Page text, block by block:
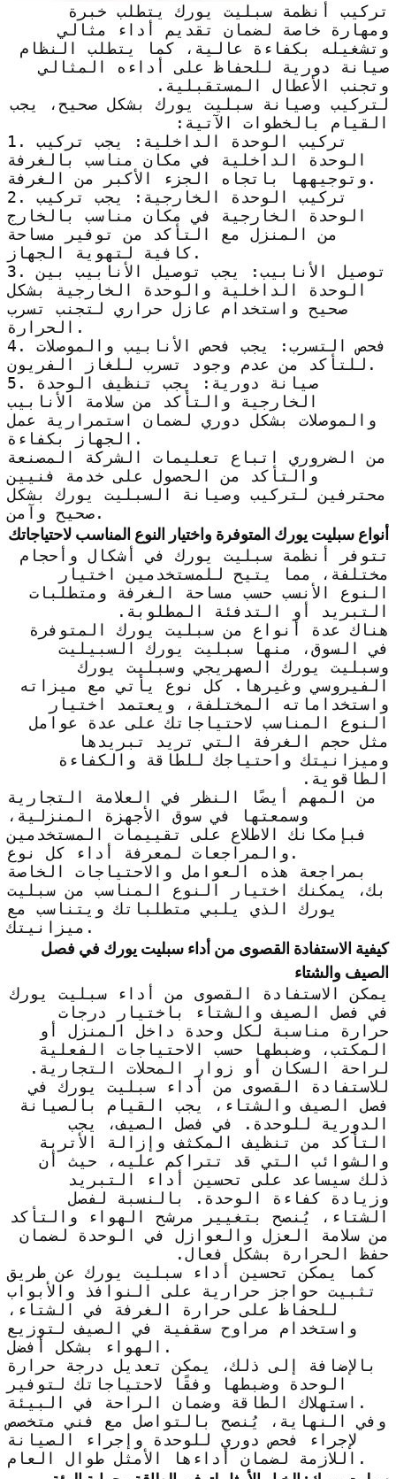
تركيب أنظمة سبليت يورك يتطلب خبرة
ومهارة خاصة لضمان تقديم أداء مثالي
وتشغيله بكفاءة عالية، كما يتطلب النظام
صيانة دورية للحفاظ على أداءه المثالي
وتجنب الأعطال المستقبلية.
لتركيب وصيانة سبليت يورك بشكل صحيح، يجب
القيام بالخطوات الآتية:
1. تركيب الوحدة الداخلية: يجب تركيب
الوحدة الداخلية في مكان مناسب بالغرفة
وتوجيهها باتجاه الجزء الأكبر من الغرفة.
2. تركيب الوحدة الخارجية: يجب تركيب
الوحدة الخارجية في مكان مناسب بالخارج
من المنزل مع التأكد من توفير مساحة
كافية لتهوية الجهاز.
3. توصيل الأنابيب: يجب توصيل الأنابيب بين
الوحدة الداخلية والوحدة الخارجية بشكل
صحيح واستخدام عازل حراري لتجنب تسرب
الحرارة.
4. فحص التسرب: يجب فحص الأنابيب والموصلات
للتأكد من عدم وجود تسرب للغاز الفريون.
5. صيانة دورية: يجب تنظيف الوحدة
الخارجية والتأكد من سلامة الأنابيب
والموصلات بشكل دوري لضمان استمرارية عمل
الجهاز بكفاءة.
من الضروري اتباع تعليمات الشركة المصنعة
والتأكد من الحصول على خدمة فنيين
محترفين لتركيب وصيانة السبليت يورك بشكل
صحيح وآمن.
أنواع سبليت يورك المتوفرة واختيار النوع المناسب لاحتياجاتك
تتوفر أنظمة سبليت يورك في أشكال وأحجام
مختلفة، مما يتيح للمستخدمين اختيار
النوع الأنسب حسب مساحة الغرفة ومتطلبات
التبريد أو التدفئة المطلوبة.
هناك عدة أنواع من سبليت يورك المتوفرة
في السوق، منها سبليت يورك السبيليت
وسبليت يورك الصهريجي وسبليت يورك
الفيروسي وغيرها. كل نوع يأتي مع ميزاته
واستخداماته المختلفة، ويعتمد اختيار
النوع المناسب لاحتياجاتك على عدة عوامل
مثل حجم الغرفة التي تريد تبريدها
وميزانيتك واحتياجك للطاقة والكفاءة
الطاقوية.
من المهم أيضًا النظر في العلامة التجارية
وسمعتها في سوق الأجهزة المنزلية،
فبإمكانك الاطلاع على تقييمات المستخدمين
والمراجعات لمعرفة أداء كل نوع.
بمراجعة هذه العوامل والاحتياجات الخاصة
بك، يمكنك اختيار النوع المناسب من سبليت
يورك الذي يلبي متطلباتك ويتناسب مع
ميزانيتك.
كيفية الاستفادة القصوى من أداء سبليت يورك في فصل
الصيف والشتاء
يمكن الاستفادة القصوى من أداء سبليت يورك
في فصل الصيف والشتاء باختيار درجات
حرارة مناسبة لكل وحدة داخل المنزل أو
المكتب، وضبطها حسب الاحتياجات الفعلية
لراحة السكان أو زوار المحلات التجارية.
للاستفادة القصوى من أداء سبليت يورك في
فصل الصيف والشتاء، يجب القيام بالصيانة
الدورية للوحدة. في فصل الصيف، يجب
التأكد من تنظيف المكثف وإزالة الأتربة
والشوائب التي قد تتراكم عليه، حيث أن
ذلك سيساعد على تحسين أداء التبريد
وزيادة كفاءة الوحدة. بالنسبة لفصل
الشتاء، يُنصح بتغيير مرشح الهواء والتأكد
من سلامة العزل والعوازل في الوحدة لضمان
حفظ الحرارة بشكل فعال.
كما يمكن تحسين أداء سبليت يورك عن طريق
تثبيت حواجز حرارية على النوافذ والأبواب
للحفاظ على حرارة الغرفة في الشتاء،
واستخدام مراوح سقفية في الصيف لتوزيع
الهواء بشكل أفضل.
بالإضافة إلى ذلك، يمكن تعديل درجة حرارة
الوحدة وضبطها وفقًا لاحتياجاتك لتوفير
استهلاك الطاقة وضمان الراحة في البيئة.
وفي النهاية، يُنصح بالتواصل مع فني متخصص
لإجراء فحص دوري للوحدة وإجراء الصيانة
اللازمة لضمان أداءها الأمثل طوال العام.